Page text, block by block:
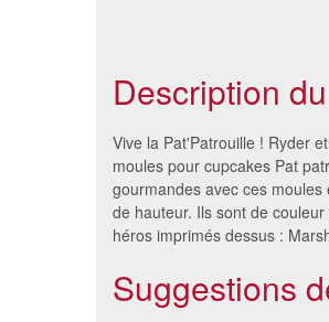
Description
Vive la Pat'Patrouille ! Ryder
moules pour cupcakes Pat
gourmandes avec ces
de hauteur. Ils sont de
héros imprimés dessus :
Suggestions